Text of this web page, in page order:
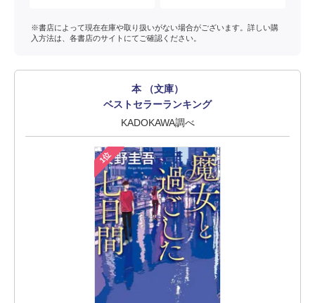
※書店によって現在在庫や取り扱いがない場合がございます。詳しい購
入方法は、各書店のサイトにてご確認ください。
本 （文庫）
ベストセラーランキング
KADOKAWA調べ
1位